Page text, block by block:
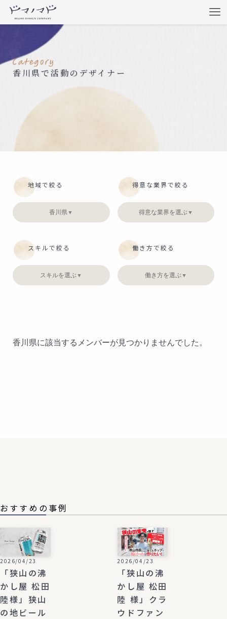
香川県で活動のデザイナー
地域で絞る
香川県 ▼
得意な業界で絞る
得意な業界を選ぶ ▼
スキルで絞る
スキルを選ぶ ▼
働き方で絞る
働き方を選ぶ ▼
香川県に該当するメンバーが見つかりませんでした。
おすすめの事例
2026/04/23
「狭山の沸
かし屋 松田
陸様」狭山
の地ビール
2026/04/23
「狭山の沸
かし屋 松田
陸 様」クラ
ウドファン